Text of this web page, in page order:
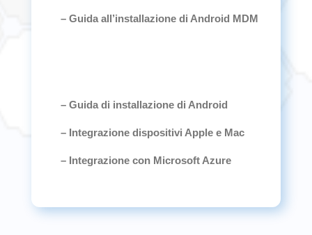
– Guida all’installazione di Android MDM
– Guida di installazione di Android
– Integrazione dispositivi Apple e Mac
– Integrazione con Microsoft Azure